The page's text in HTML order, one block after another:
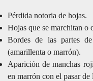
Pérdida notoria de hojas.
Hojas que se marchitan o
Bordes de las partes
(amarillenta o marrón).
Aparición de manchas
en marrón con el pasar de